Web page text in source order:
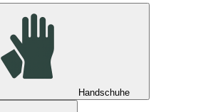
Handschuhe